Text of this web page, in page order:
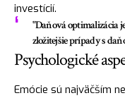
investícií.
"Daňová optimalizácia
zložitejšie prípady s
Psychologické
Emócie sú najväčším